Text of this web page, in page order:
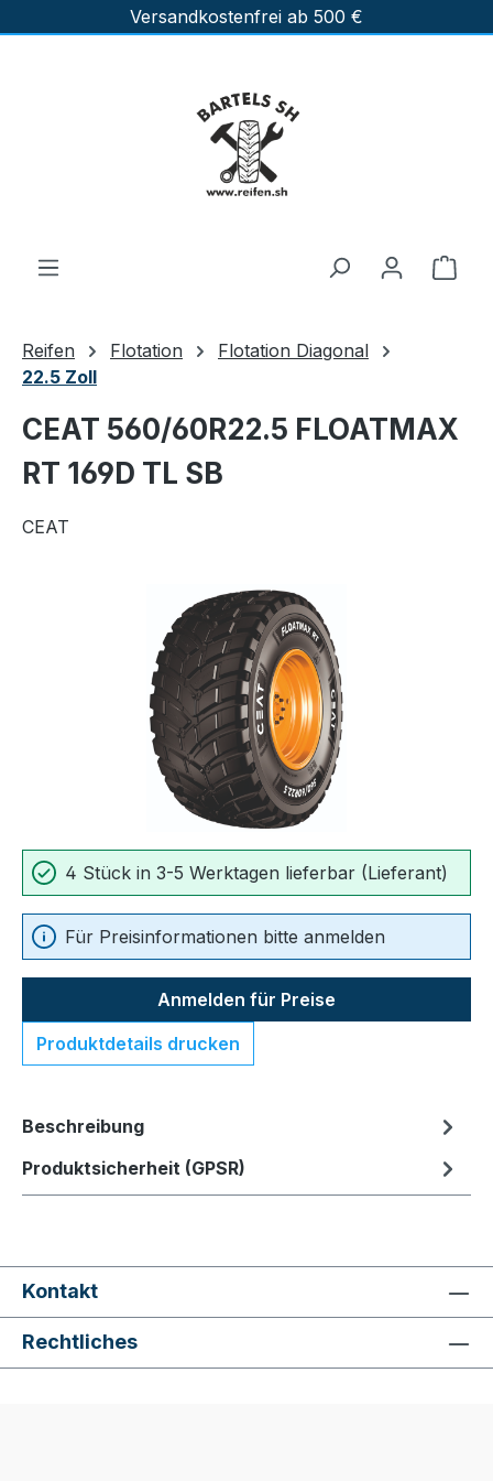
Zum Hauptinhalt springenVersandkostenfrei ab 500 €
Reifen Flotation
Flotation Diagonal
22.5 Zoll
CEAT 560/60R22.5 FLOATMAX
RT 169D TL SB
CEAT
Bildergalerie überspringen
4 Stück in 3-5 Werktagen lieferbar (Lieferant)
Für Preisinformationen bitte anmelden
Anmelden für Preise
Produktdetails drucken
Beschreibung
Produktsicherheit (GPSR)
Kontakt
Rechtliches